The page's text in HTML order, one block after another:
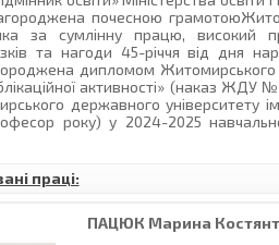
почесною
за сумлінну працю, високий
та нагоди 45-річчя від
дипломом Житомирського
активності» (наказ ЖДУ
державного університету
року) у 2024-2025
праці:
ПАЦЮК Марина